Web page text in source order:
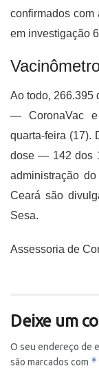
confirmados com
em investigação
Ao todo, 266.395
— CoronaVac
quarta-feira (17).
dose — 142 dos
administração
Ceará são
Sesa.
Assessoria de
Deixe um
O seu endereço de
são marcados com *